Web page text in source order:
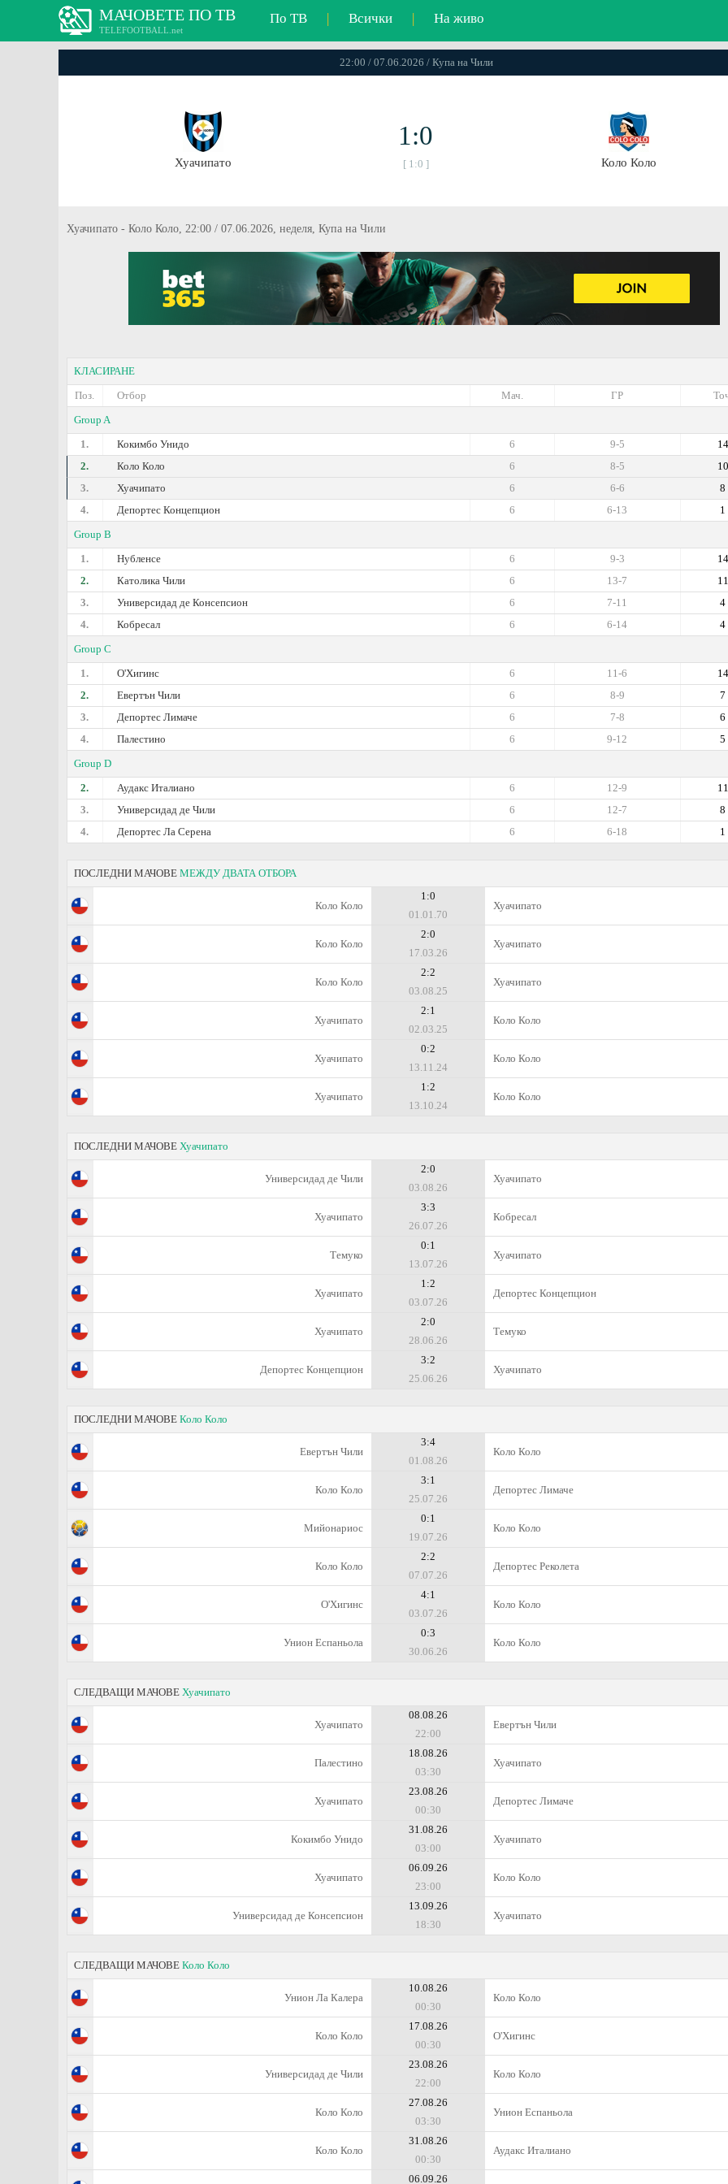
МАЧОВЕТЕ ПО ТВ
TELEFOOTBALL.net
По ТВ | Всички | На живо
22:00 / 07.06.2026 / Купа на Чили
Хуачипато
1:0
[ 1:0 ] Коло Коло
Хуачипато - Коло Коло, 22:00 / 07.06.2026, неделя, Купа на Чили
КЛАСИРАНЕ
Поз.
Отбор ГР
Мач.
Group A
1.
Кокимбо Унидо 14
9-5
6
2.
Коло Коло 10
8-5
6
3.
Хуачипато 8
6-6
6
4.
Депортес Концепцион 1
6-13
6
Group B
1.
Нубленсе 14
9-3
6
2.
Католика Чили 11
13-7
6
3.
Универсидад де Консепсион 4
7-11
6
4.
Кобресал 4
6-14
6
Group C
1.
О'Хигинс 14
11-6
6
2.
Евертън Чили 7
8-9
6
3.
Депортес Лимаче 6
7-8
6
4.
Палестино 5
9-12
6
Group D
2.
Аудакс Италиано 11
12-9
6
3.
Универсидад де Чили 8
12-7
6
4.
Депортес Ла Серена 1
6-18
6
ПОСЛЕДНИ МАЧОВЕ МЕЖДУ ДВАТА ОТБОРА
Коло Коло
1:0
01.01.70
Хуачипато
Коло Коло
2:0
17.03.26
Хуачипато
Коло Коло
2:2
03.08.25
Хуачипато
Хуачипато
2:1
02.03.25
Коло Коло
Хуачипато
0:2
13.11.24
Коло Коло
Хуачипато
1:2
13.10.24
Коло Коло
ПОСЛЕДНИ МАЧОВЕ Хуачипато
Универсидад де Чили
2:0
03.08.26
Хуачипато
Хуачипато
3:3
26.07.26
Кобресал
Темуко
0:1
13.07.26
Хуачипато
Хуачипато
1:2
03.07.26
Депортес Концепцион
Хуачипато
2:0
28.06.26
Темуко
Депортес Концепцион
3:2
25.06.26
Хуачипато
ПОСЛЕДНИ МАЧОВЕ Коло Коло
Евертън Чили
3:4
01.08.26
Коло Коло
Коло Коло
3:1
25.07.26
Депортес Лимаче
Мийонариос
0:1
19.07.26
Коло Коло
Коло Коло
2:2
07.07.26
Депортес Реколета
О'Хигинс
4:1
03.07.26
Коло Коло
Унион Еспаньола
0:3
30.06.26
Коло Коло
СЛЕДВАЩИ МАЧОВЕ Хуачипато
Хуачипато
08.08.26
22:00
Евертън Чили
Палестино
18.08.26
03:30
Хуачипато
Хуачипато
23.08.26
00:30
Депортес Лимаче
Кокимбо Унидо
31.08.26
03:00
Хуачипато
Хуачипато
06.09.26
23:00
Коло Коло
Универсидад де Консепсион
13.09.26
18:30
Хуачипато
СЛЕДВАЩИ МАЧОВЕ Коло Коло
Унион Ла Калера
10.08.26
00:30
Коло Коло
Коло Коло
17.08.26
00:30
О'Хигинс
Универсидад де Чили
23.08.26
22:00
Коло Коло
Коло Коло
27.08.26
03:30
Унион Еспаньола
Коло Коло
31.08.26
00:30
Аудакс Италиано
06.09.26